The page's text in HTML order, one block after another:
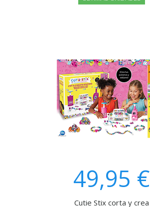
49,95 €
Cutie Stix corta y crea